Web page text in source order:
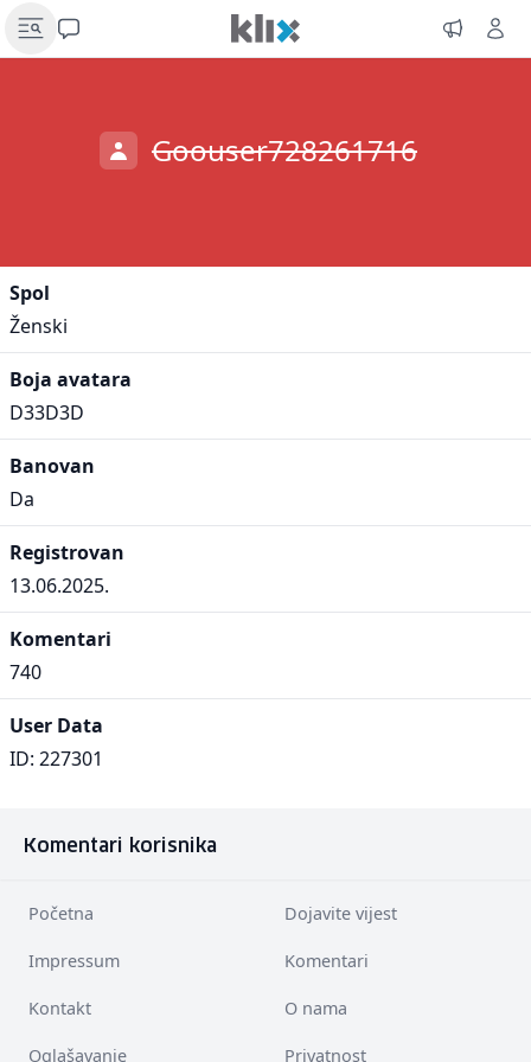
Goouser728261716
Spol
Ženski
Boja avatara
D33D3D
Banovan
Da
Registrovan
13.06.2025.
Komentari
740
User Data
ID: 227301
Komentari korisnika
Početna Dojavite vijest
Impressum Komentari
Kontakt O nama
Oglašavanje Privatnost